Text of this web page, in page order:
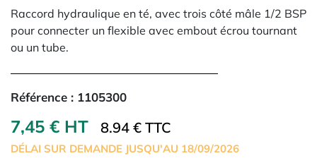
Raccord hydraulique en té, avec trois côté mâle 1/2 BSP
pour connecter un flexible avec embout écrou tournant
ou un tube.
Référence : 1105300
7,45 € HT 8.94 € TTC
DÉLAI SUR DEMANDE JUSQU'AU 18/09/2026